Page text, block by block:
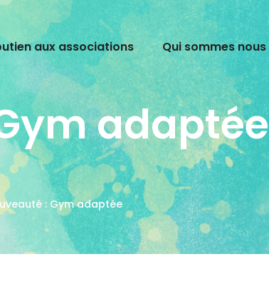
aux associations Qui sommes nous
adaptée
: Gym adaptée